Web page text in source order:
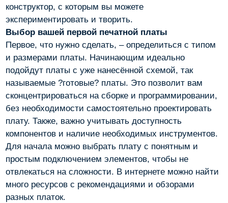
конструктор, с которым вы можете
экспериментировать и творить.
Выбор вашей первой печатной платы
Первое, что нужно сделать, – определиться с типом
и размерами платы. Начинающим идеально
подойдут платы с уже нанесённой схемой, так
называемые ?готовые? платы. Это позволит вам
сконцентрироваться на сборке и программировании,
без необходимости самостоятельно проектировать
плату. Также, важно учитывать доступность
компонентов и наличие необходимых инструментов.
Для начала можно выбрать плату с понятным и
простым подключением элементов, чтобы не
отвлекаться на сложности. В интернете можно найти
много ресурсов с рекомендациями и обзорами
разных платок.